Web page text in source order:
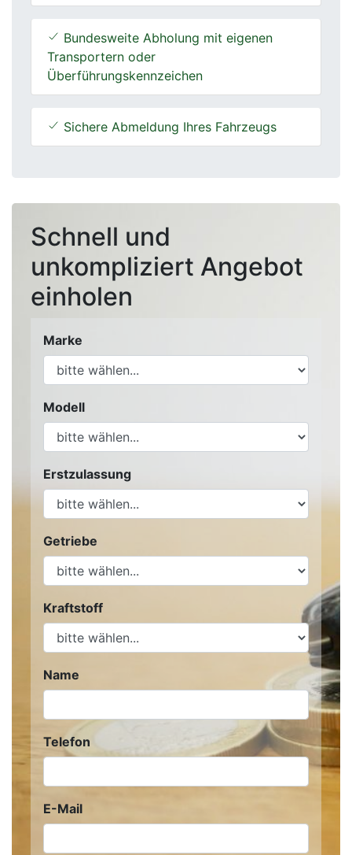
Bundesweite Abholung mit eigenen
Transportern oder
Überführungskennzeichen
Sichere Abmeldung Ihres Fahrzeugs
Schnell und
unkompliziert Angebot
einholen
Marke
Modell
Erstzulassung
Getriebe
Kraftstoff
Name
Telefon
E-Mail